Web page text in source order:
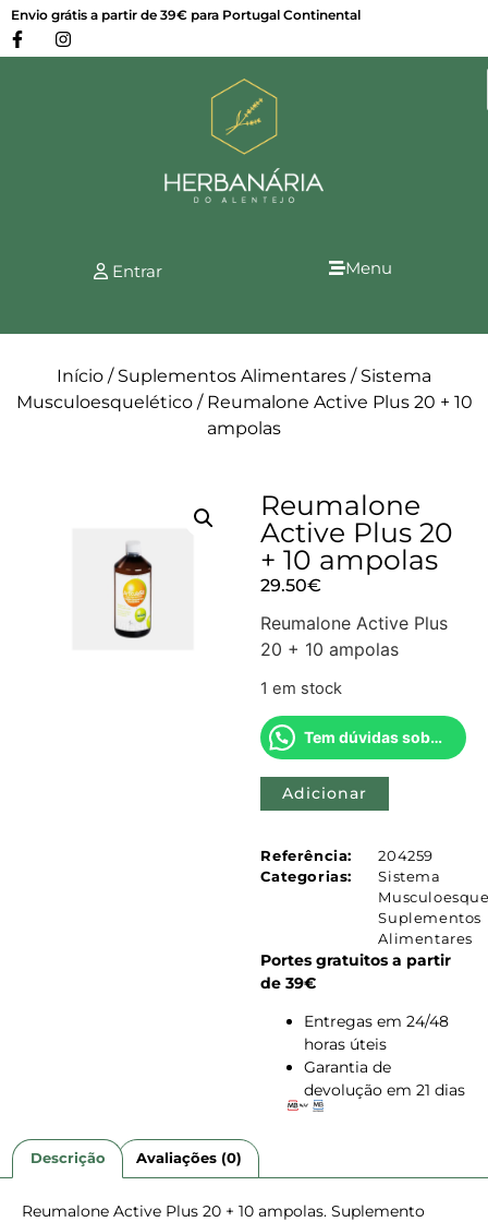
Envio grátis a partir de 39€ para Portugal Continental
Entrar Menu
Início / Suplementos Alimentares / Sistema
Musculoesquelético/ Reumalone Active Plus 20 + 10
ampolas
Reumalone
Active Plus 20
+ 10 ampolas
29.50€
Reumalone Active Plus
20 + 10 ampolas
1 em stock
Tem dúvidas sobre este produto?
Adicionar
Referência:
204259
Categorias:
Sistema
Suplementos
Alimentares
Portes gratuitos a partir
de 39€
Entregas em 24/48
horas úteis
Garantia de
devolução em 21 dias
Descrição Avaliações (0)
Reumalone Active Plus 20 + 10 ampolas. Suplemento